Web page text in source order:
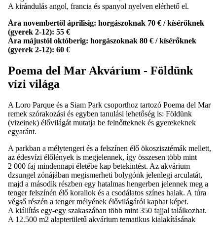
A kirándulás angol, francia és spanyol nyelven elérhető el.
Ára novembertől áprilisig: horgászoknak 70 € / kísérőknek
(gyerek 2-12): 55 €
Ára májustól októberig: horgászoknak 80 € / kísérőknek
(gyerek 2-12): 60 €
Poema del Mar Akvárium - Földünk
vízi világa
A Loro Parque és a Siam Park csoporthoz tartozó Poema del Mar
remek szórakozási és egyben tanulási lehetőség is: Földünk
(vizeinek) élővilágát mutatja be felnőtteknek és gyerekeknek
egyaránt.
A parkban a mélytengeri és a felszínen élő ökoszisztémák mellett,
az édesvízi élőlények is megjelennek, így összesen több mint
2 000 faj mindennapi életébe kap betekintést. Az akvárium
dzsungel zónájában megismerheti bolygónk jelenlegi arculatát,
majd a második részben egy hatalmas hengerben jelennek meg a
tenger felszínén élő korallok és a csodálatos színes halak. A túra
végső részén a tenger mélyének élővilágáról kaphat képet.
A kiállítás egy-egy szakaszában több mint 350 fajjal találkozhat.
A 12.500 m2 alapterületű akvárium tematikus kialakításának